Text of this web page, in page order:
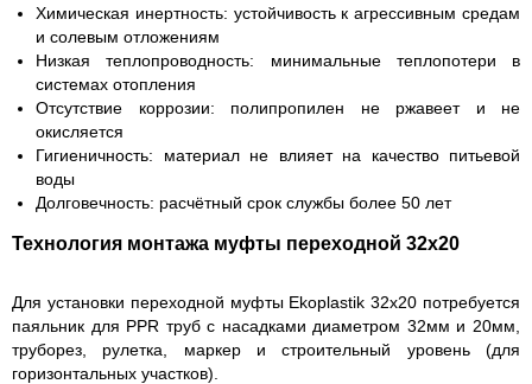
Химическая инертность: устойчивость к агрессивным средам
и солевым отложениям
Низкая теплопроводность: минимальные теплопотери в
системах отопления
Отсутствие коррозии: полипропилен не ржавеет и не
окисляется
Гигиеничность: материал не влияет на качество питьевой
воды
Долговечность: расчётный срок службы более 50 лет
Технология монтажа муфты переходной 32х20
Для установки переходной муфты Ekoplastik 32х20 потребуется
паяльник для PPR труб с насадками диаметром 32мм и 20мм,
труборез, рулетка, маркер и строительный уровень (для
горизонтальных участков).